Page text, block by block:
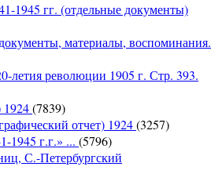
гг. (отдельные документы)
материалы, воспоминания.
революции 1905 г. Стр. 393.
1924(7839)
отчет) 1924(3257)
1945 г.г.» ... (5796)
С.-Петербургский